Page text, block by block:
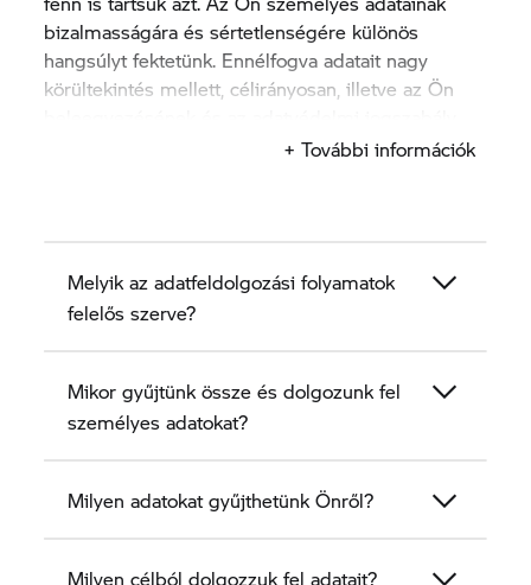
bizalmasságára és sértetlenségére különös
hangsúlyt fektetünk. Ennélfogva adatait nagy
körültekintés mellett, célirányosan, illetve az Ön
rendelkezéseinek megfelelően dolgozzuk és
Händler motorkereskedés BMW partnereként
hogyan gyűjtjük össze, dolgozzuk fel és használjuk
+ További információk
Melyik az adatfeldolgozási folyamatok
felelős szerve?
Mikor gyűjtünk össze és dolgozunk fel
személyes adatokat?
Milyen adatokat gyűjthetünk Önről?
Milyen célból dolgozzuk fel adatait?